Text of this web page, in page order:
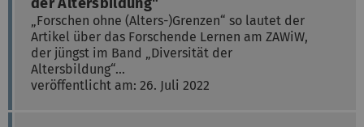
„Forschen ohne (Alters-)Grenzen“ so lautet der
Artikel über das Forschende Lernen am ZAWiW,
der jüngst im Band „Diversität der
Altersbildung“…
veröffentlicht am: 26. Juli 2022